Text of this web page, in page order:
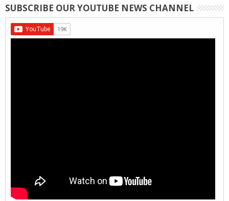
SUBSCRIBE OUR YOUTUBE NEWS CHANNEL